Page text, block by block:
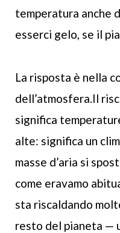
temperatura anche
esserci gelo, se il
La risposta è nella
dell’atmosfera.Il
significa
alte: significa un
masse d’aria si
come eravamo
sta riscaldando
resto del pianeta —